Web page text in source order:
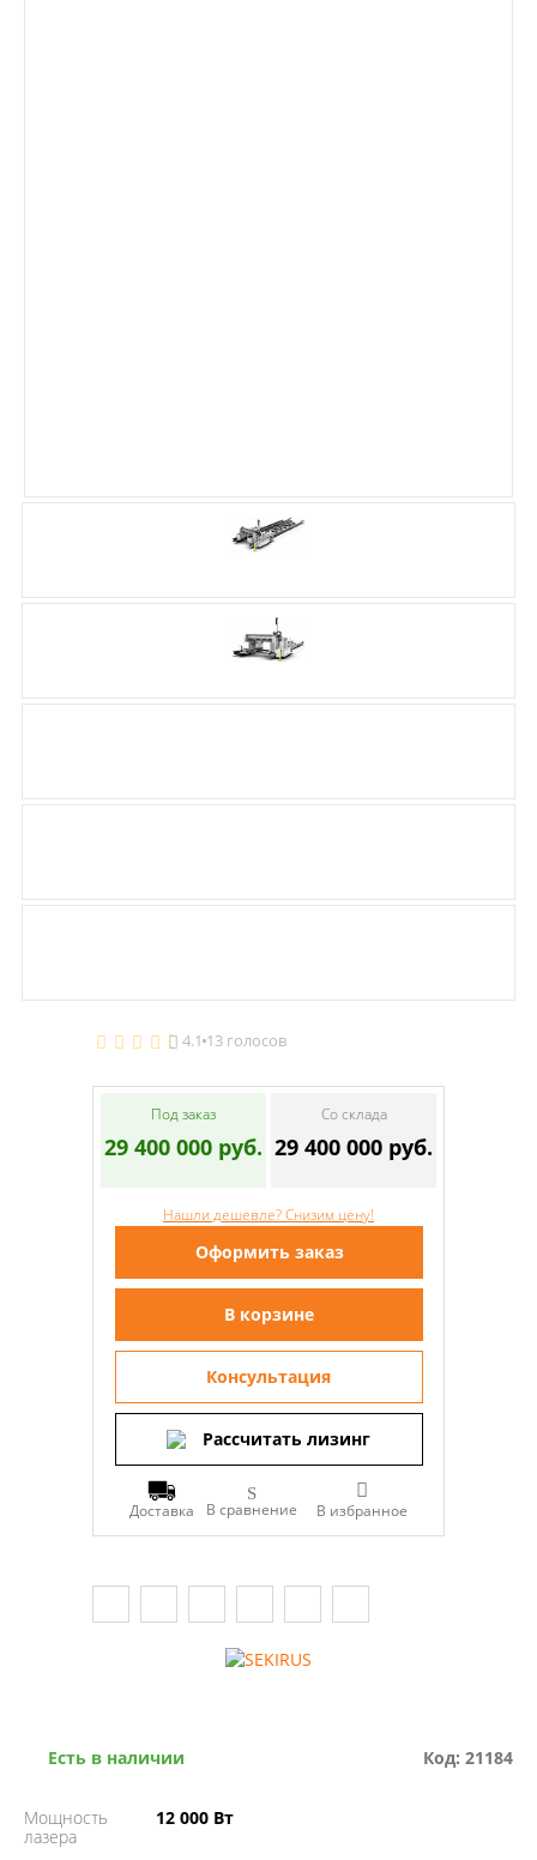
Есть в наличии Код: 21184
Мощность
лазера
12 000 Вт
4.1 13 голосов
Под заказ
29 400 000 руб.
Со склада
29 400 000 руб.
Нашли дешевле? Снизим цену!
Оформить заказ
В корзине
Консультация
Рассчитать лизинг
Доставка В сравнение